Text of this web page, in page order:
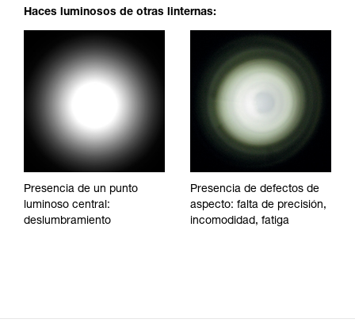
Haces luminosos de otras linternas:
Presencia de un punto
luminoso central:
deslumbramiento
Presencia de defectos de
aspecto: falta de precisión,
incomodidad, fatiga